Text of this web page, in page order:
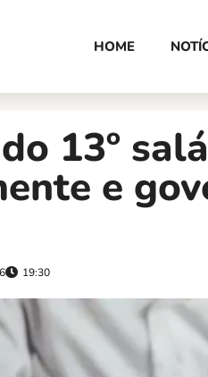
HOME
13º
e
19:30